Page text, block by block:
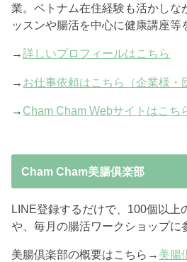
業。ベトナム在住経験も活かしな
ッスンや腸活を中心に健康講座等
→詳しいプロフィールはこちら
→ お仕事依頼はこちら（企業様・
→ Cham Cham Webサイトはこち
Cham Cham美腸俱楽部
LINE登録するだけで、100個以上
や、毎月の腸活ワークショップに
美腸倶楽部の概要はこちら→ 美腸